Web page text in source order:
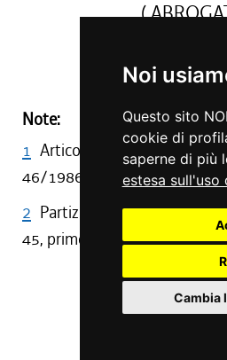
Noi
Questo sito
cookie di
saperne di più
estesa sull'uso
Cambia
(
(1)(2)
Note:
1 Articolo abrogato da art.
46/1986
2 Partizione di cui fa parte
45, primo comma, L. R. 46/
Art. 26